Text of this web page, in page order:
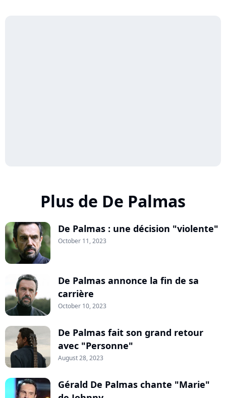
Plus de De Palmas
De Palmas : une décision "violente"
October 11, 2023
De Palmas annonce la fin de sa
carrière
October 10, 2023
De Palmas fait son grand retour
avec "Personne"
August 28, 2023
Gérald De Palmas chante "Marie"